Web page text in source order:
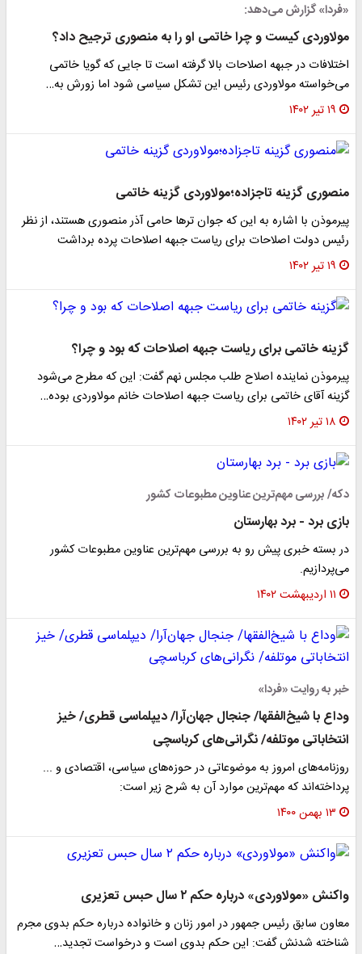
«فردا» گزارش می‌دهد:
مولاوردی کیست و چرا خاتمی او را به منصوری ترجیح داد؟
اختلافات در جبهه اصلاحات بالا گرفته است تا جایی که گویا خاتمی
می‌خواسته مولاوردی رئیس این تشکل سیاسی شود اما زورش به…
۱۹ تیر ۱۴۰۲
منصوری گزینه تاجزاده؛مولاوردی گزینه خاتمی
پیرموذن با اشاره به این که جوان ترها حامی آذر منصوری هستند، از نظر
رئیس دولت اصلاحات برای ریاست جبهه اصلاحات پرده برداشت
۱۹ تیر ۱۴۰۲
گزینه خاتمی برای ریاست جبهه اصلاحات که بود و چرا؟
پیرموذن نماینده اصلاح طلب مجلس نهم گفت: این که مطرح می‌شود
گزینه آقای خاتمی برای ریاست جبهه اصلاحات خانم مولاوردی بوده…
۱۸ تیر ۱۴۰۲
دکه/ بررسی مهم‌ترین عناوین مطبوعات کشور
بازی برد - برد بهارستان
در بسته خبری پیش رو به بررسی مهم‌ترین عناوین مطبوعات کشور
می‌پردازیم.
۱۱ اردیبهشت ۱۴۰۲
خبر به روایت «فردا»
وداع با شیخ‌الفقها/ جنجال جهان‌آرا/ دیپلماسی قطری/ خیز
انتخاباتی موتلفه/ نگرانی‌های کرباسچی
روزنامه‌های امروز به موضوعاتی در حوزه‌های سیاسی، اقتصادی و ...
پرداخته‌اند که مهم‌ترین موارد آن به شرح زیر است:
۱۳ بهمن ۱۴۰۰
واکنش «مولاوردی» درباره حکم ۲ سال حبس تعزیری
معاون سابق رئیس جمهور در امور زنان و خانواده درباره حکم بدوی مجرم
شناخته شدنش گفت: این حکم بدوی است و درخواست تجدید…